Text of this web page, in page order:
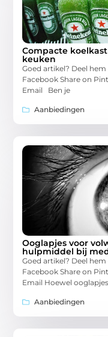
Compacte
keuken
Goed artikel? Deel
Facebook Share on
Email Ben je
Aanbiedingen
Ooglapjes voor
hulpmiddel bij
Goed artikel? Deel
Facebook Share on
Email Hoewel
Aanbiedingen